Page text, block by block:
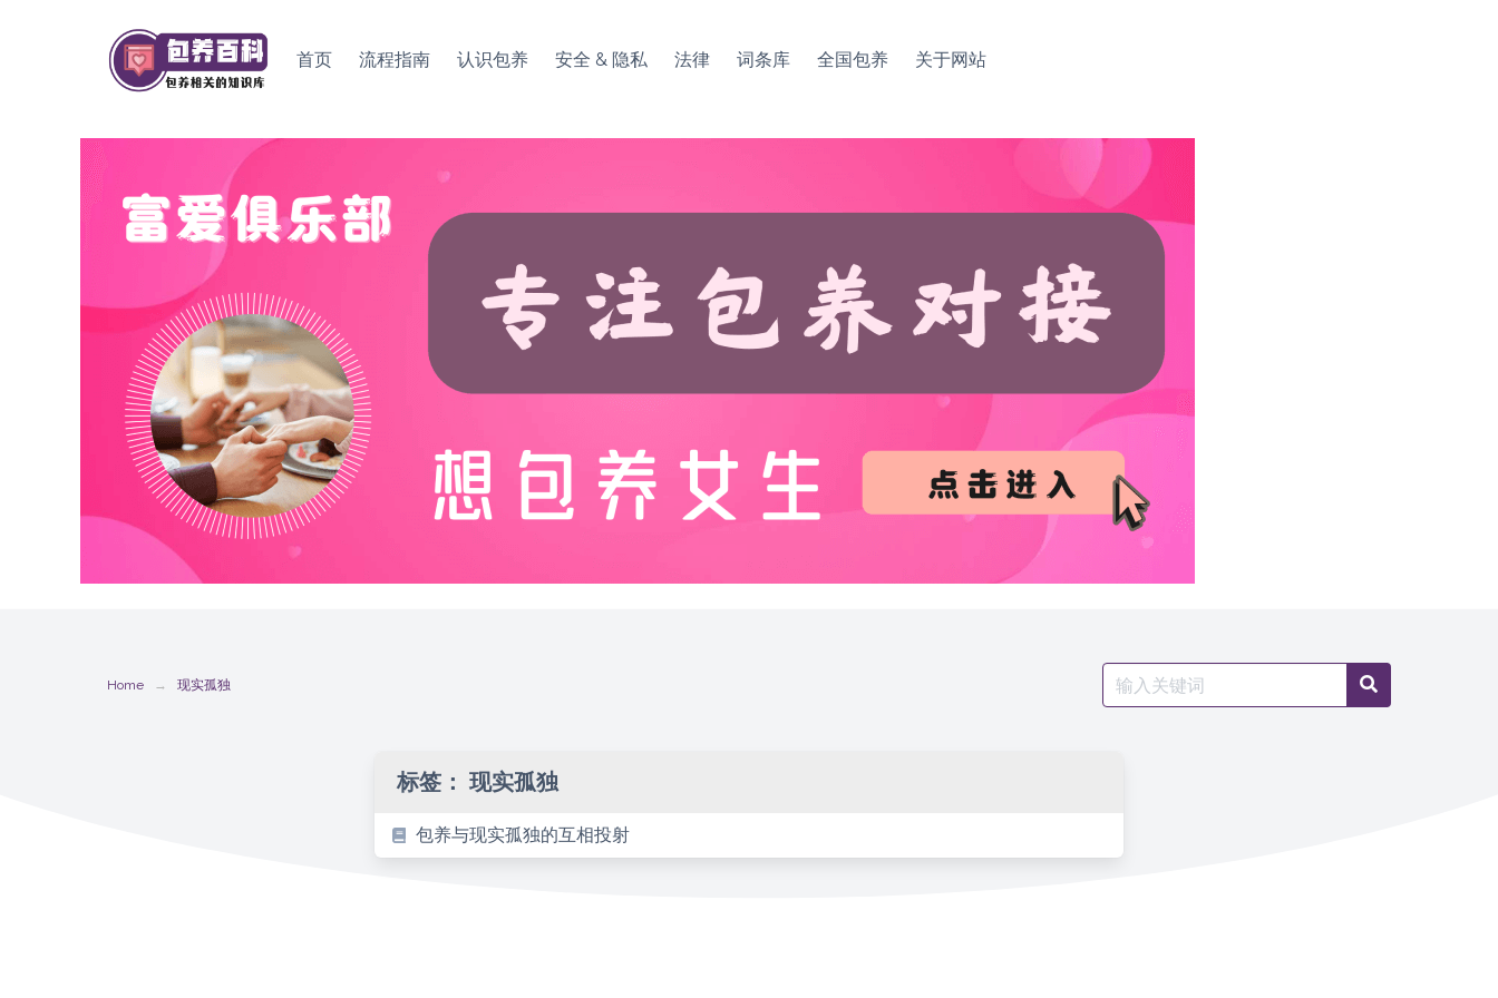
首页 流程指南 认识包养 安全 & 隐私 法律 词条库 全国包养 关于网站
Home 现实孤独
Search
for:
Search
标签： 现实孤独
包养与现实孤独的互相投射